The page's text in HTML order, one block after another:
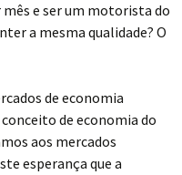
mês e ser um motorista do
a mesma qualidade? O
de economia
de economia do
aos mercados
esperança que a